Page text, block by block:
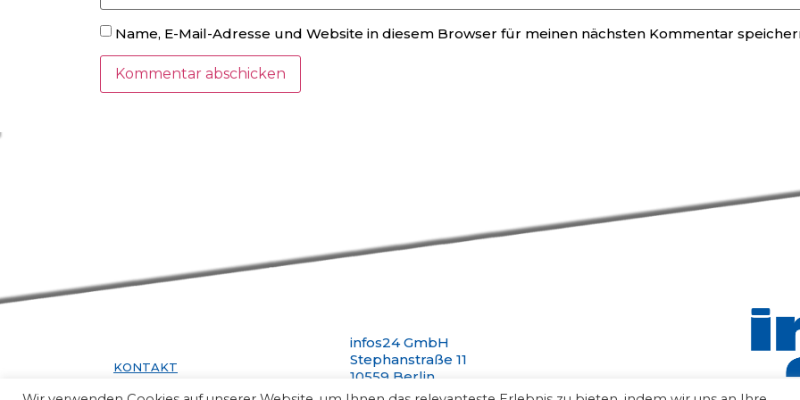
Name, E-Mail-Adresse und Website in diesem Browser für meinen nächsten Kommentar
KONTAKT
infos24 GmbH
Stephanstraße 11
10559 Berlin
Telefon +49 30 47301388